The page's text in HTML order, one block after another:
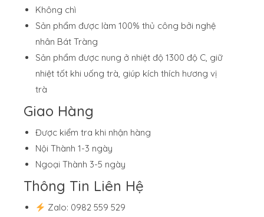
Không chì
Sản phẩm được làm 100% thủ công bởi nghệ
nhân Bát Tràng
Sản phẩm được nung ở nhiệt độ 1300 độ C, giữ
nhiệt tốt khi uống trà, giúp kích thích hương vị
trà
Giao Hàng
Được kiểm tra khi nhận hàng
Nội Thành 1-3 ngày
Ngoại Thành 3-5 ngày
Thông Tin Liên Hệ
Zalo: 0982 559 529